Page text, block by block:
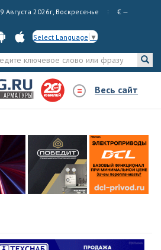
9 Августа 2026г, Воскресенье € —
Select Language ▼
Весь сайт